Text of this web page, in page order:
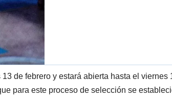
de febrero y estará abierta hasta el viernes
para este proceso de selección se